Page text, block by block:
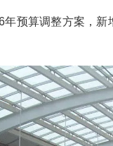
年预算调整方案，